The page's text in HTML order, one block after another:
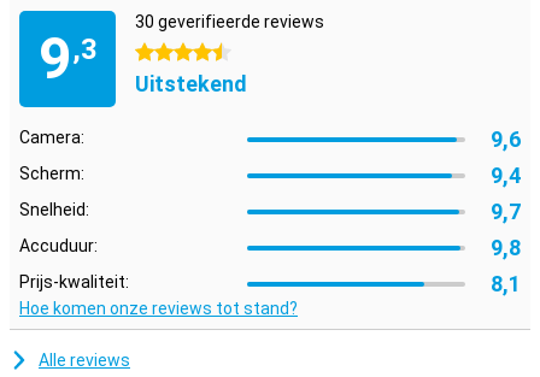
9,3
30 geverifieerde reviews
4.5 sterren
Uitstekend
Camera: 9,6
Scherm: 9,4
Snelheid: 9,7
Accuduur: 9,8
Prijs-kwaliteit: 8,1
Hoe komen onze reviews tot stand?
Alle reviews